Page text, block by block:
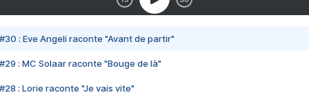
#30 : Eve Angeli raconte "Avant de partir"
#29 : MC Solaar raconte "Bouge de là"
#28 : Lorie raconte "Je vais vite"